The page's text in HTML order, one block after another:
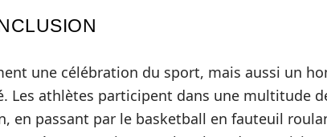
une célébration du sport, mais aussi un
Les athlètes participent dans une multitude
en passant par le basketball en fauteuil